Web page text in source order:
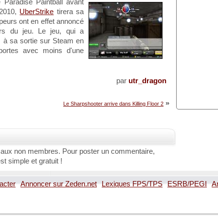
Paintball avant
UberStrike tirera sa
ont en effet annoncé
du jeu. Le jeu, qui a
à sa sortie sur Steam en
avec moins d'une
par utr_dragon
Le Sharpshooter arrive dans Killing Floor 2 »
non membres. Pour poster un commentaire,
simple et gratuit !
Annoncer sur Zeden.net Lexiques FPS/TPS ESRB/PEGI